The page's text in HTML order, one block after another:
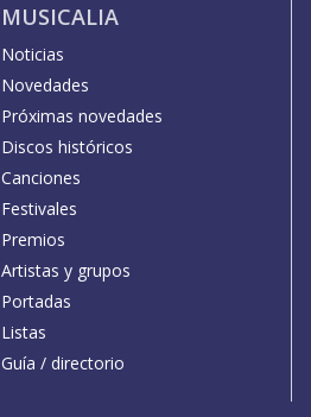
MUSICALIA
Noticias
Novedades
Próximas novedades
Discos históricos
Canciones
Festivales
Premios
Artistas y grupos
Portadas
Listas
Guía / directorio